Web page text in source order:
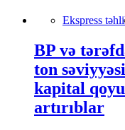
Ekspress
BP və
ton
kapital
artırıblar